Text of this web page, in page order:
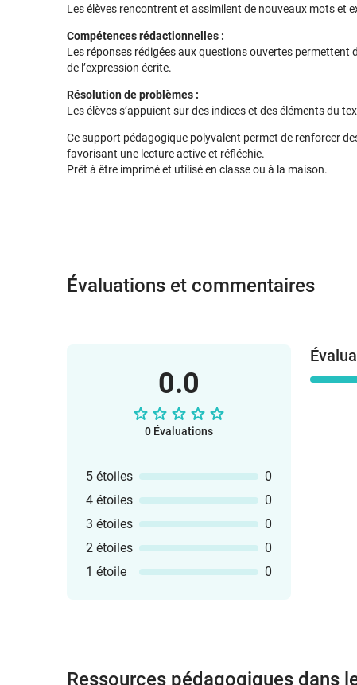
Les élèves rencontrent et assimilent de nouveaux mots et
Compétences rédactionnelles :
Les réponses rédigées aux questions ouvertes permettent
de l’expression écrite.
Résolution de problèmes :
Les élèves s’appuient sur des indices et des éléments du
Ce support pédagogique polyvalent permet de renforcer
favorisant une lecture active et réfléchie.
Prêt à être imprimé et utilisé en classe ou à la maison.
Évaluations et commentaires
0.0
0 Évaluations
5 étoiles
0
4 étoiles
0
3 étoiles
0
2 étoiles
0
1 étoile
0
Ressources pédagogiques dans